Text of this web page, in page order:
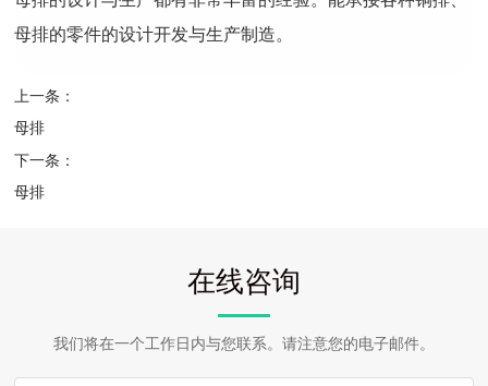
母排的零件的设计开发与生产制造。
上一条：
母排
下一条：
母排
在线咨询
我们将在一个工作日内与您联系。请注意您的电子邮件。